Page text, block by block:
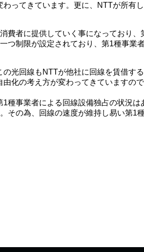
ってきています。更に、NTTが所有
費者に提供していく事になっており、
つ制限が設定されており、第1種事業
光回線もNTTが他社に回線を賃借す
化の考え方が変わってきていますの
種事業者による回線設備独占の状況
その為、回線の速度が維持し易い第1